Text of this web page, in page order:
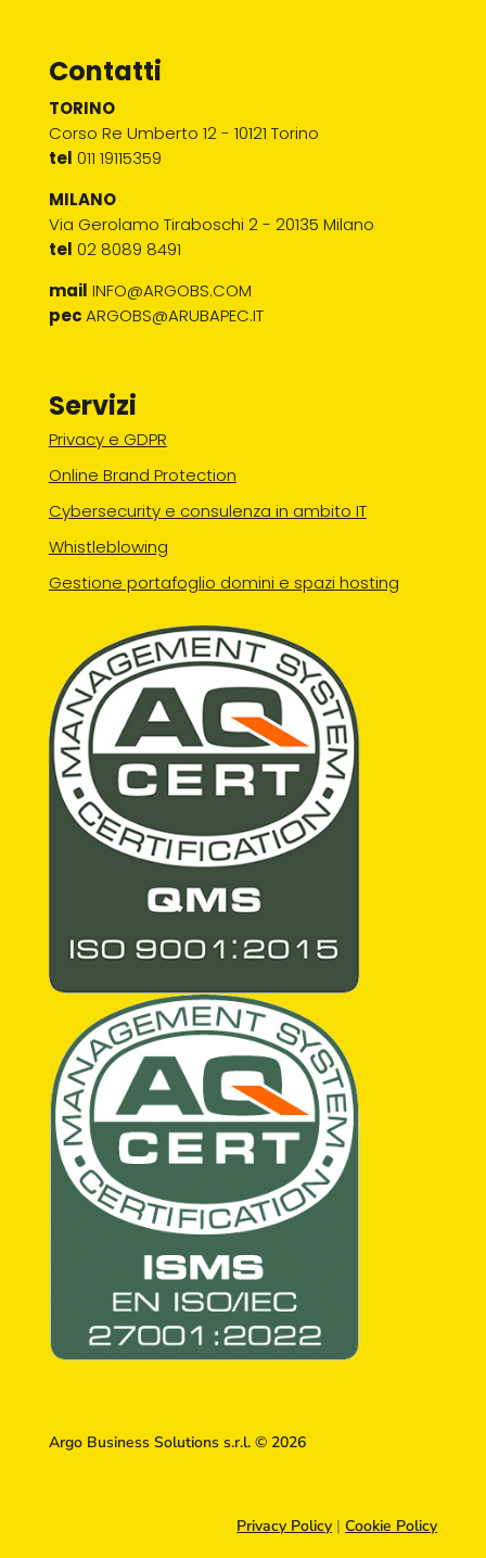
Contatti
TORINO
Corso Re Umberto 12 - 10121 Torino
tel 011 19115359
MILANO
Via Gerolamo Tiraboschi 2 - 20135 Milano
tel 02 8089 8491
mail INFO@ARGOBS.COM
pecARGOBS@ARUBAPEC.IT
Servizi
Privacy e GDPR
Online Brand Protection
Cybersecurity e consulenza in ambito IT
Whistleblowing
Gestione portafoglio domini e spazi hosting
Argo Business Solutions s.r.l. © 2026
Privacy Policy |Cookie Policy